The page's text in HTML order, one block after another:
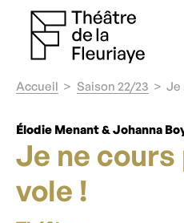
Accueil Saison 22/23 Je
Élodie Menant & Johanna
Je ne cours
vole !